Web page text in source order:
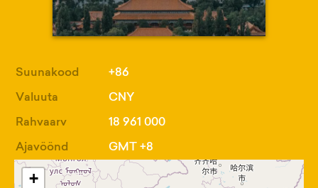
Suunakood
+86
Valuuta
CNY
Rahvaarv
18 961 000
Ajavöönd
GMT +8
+